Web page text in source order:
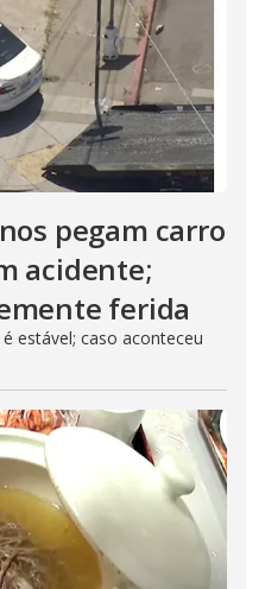
pegam carro
acidente;
ferida
estável; caso aconteceu